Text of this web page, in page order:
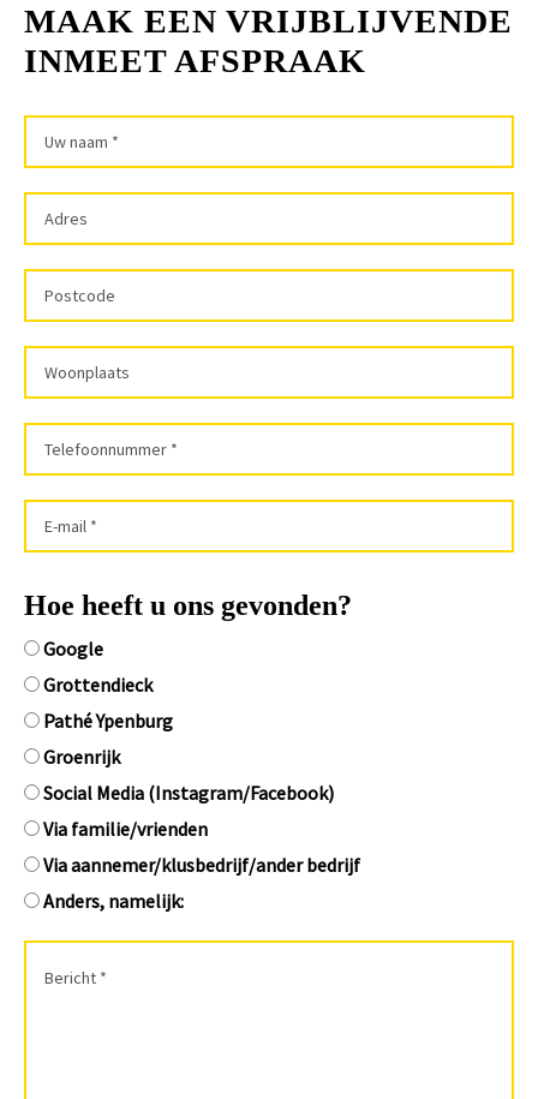
MAAK EEN VRIJBLIJVENDE
INMEET AFSPRAAK
Hoe heeft u ons gevonden?
Google
Grottendieck
Pathé Ypenburg
Groenrijk
Social Media (Instagram/Facebook)
Via familie/vrienden
Via aannemer/klusbedrijf/ander bedrijf
Anders, namelijk: